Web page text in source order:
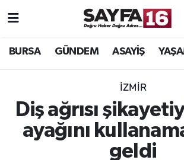
BURSA GÜNDEM ASAYİŞ
İZMİR
Diş ağrısı
ayağını
geldi
ÖZEL HABER
MAGAZİN
BİLİM
Hava Durumu
TFF 2.Lig Beyaz Grup Puan
Tüm Manşetler